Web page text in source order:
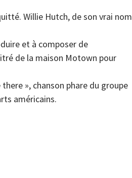
Willie Hutch, de son vrai nom
et à composer de
de la maison Motown pour
», chanson phare du groupe
américains.